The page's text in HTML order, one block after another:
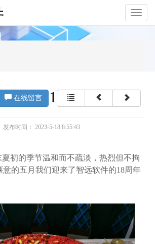
Toggle
在线留言
软件18周年庆
发布时间： 2023-5-18 8:55:43
初的季节温和而不疏淡，热烈但不拘
意的五月我们迎来了智远软件的18周年